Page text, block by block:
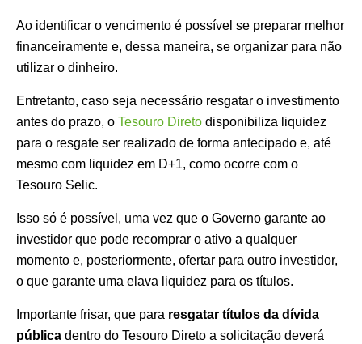
Ao identificar o vencimento é possível se preparar melhor
financeiramente e, dessa maneira, se organizar para não
utilizar o dinheiro.
Entretanto, caso seja necessário resgatar o investimento
antes do prazo, o Tesouro Direto disponibiliza liquidez
para o resgate ser realizado de forma antecipado e, até
mesmo com liquidez em D+1, como ocorre com o
Tesouro Selic.
Isso só é possível, uma vez que o Governo garante ao
investidor que pode recomprar o ativo a qualquer
momento e, posteriormente, ofertar para outro investidor,
o que garante uma elava liquidez para os títulos.
Importante frisar, que para resgatar títulos da dívida
pública dentro do Tesouro Direto a solicitação deverá